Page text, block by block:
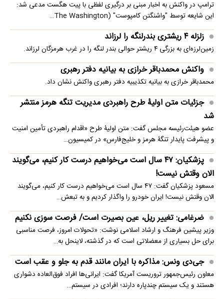
ترامپ در واکنش به اخبار مبنی بر درگیری لفظی با پیت هگست مدعی شد:
این شایعه توسط "واشنگتن کامپوست" (The Washington…
زلزله ۴ ریشتری بندرلنگه را لرزاند
زمین‌لرزه‌ای به بزرگی ۴ ریشتر حوالی بندر لنگه را در غرب هرمزگان لرزاند.
واکنش محمدباقر خرازی به بیانیه دفتر رهبری
محمدباقر خرازی به بیانیه تکذیبیه دفتر رهبری واکنش نشان داد.
جزئیات متن اولیۀ طرح راهبردی مدیریت تنگه هرمز منتشر
شد
عضو هیئت‌رئیسه مجلس گفت: متن اولیۀ طرح «اقدام راهبردی تأمین امنیت
و پیشرفت پایدار تنگۀ هرمز و خلیج‌فارس» در کمیسیون…
پزشکیان: ۴۷ سال است می‌خواهیم درست کار کنیم، می‌گویند
الان وقتش نیست!
مسعود پزشکیان گفت: ۴۷ سال است می‌خواهیم درست کار کنیم، می‌گویند
الان وقتش نیست! ایران خودرو را واگذار کردیم و به تبعش…
ضرغامی: تغییر ریل، عین بصیرت است/ فرصت سوزی نکنیم
وزیر پیشین فرهنگ و ارشاد اسلامی نوشت: «تحولات امروز، فرصت مناسبی
برای حل بسیاری از معضلاتی‌ است که در گذشته، لاینحل به…
جی‌دی ونس: مذاکره با ایران مانند قدم به جلو و عقب است
معاون رئیس‌جمهور تروریست آمریکا گفت: ایرانی‌ها افراد فوق‌العاده دشواری
هستند و یک سیستم چندپاره دارند؛ افرادی در سیستم…